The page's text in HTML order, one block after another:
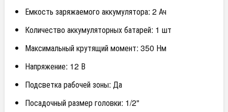
Емкость заряжаемого аккумулятора: 2 Ач
Количество аккумуляторных батарей: 1 шт
Максимальный крутящий момент: 350 Нм
Напряжение: 12 В
Подсветка рабочей зоны: Да
Посадочный размер головки: 1/2"